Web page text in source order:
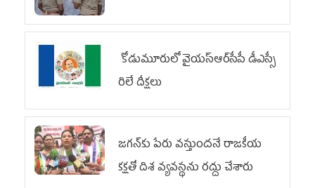
కోడుమూరులో వైయ‌స్ఆర్‌సీపీ డీఎస్సీ
రిలే దీక్షలు
జగన్‌కు పేరు వస్తుందనే రాజకీయ
కక్షతో దిశ వ్య‌వ‌స్థ‌ను రద్దు చేశారు